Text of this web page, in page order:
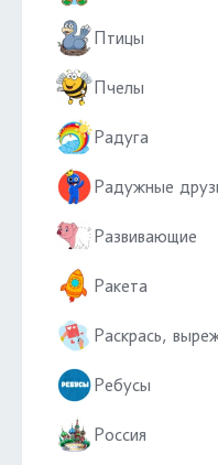
Птицы
Пчелы
Радуга
Радужные
Развивающие
Ракета
Раскрась,
Ребусы
Россия